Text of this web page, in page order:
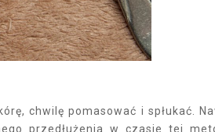
chwilę pomasować i spłukać.
przedłużenia w czasie tej